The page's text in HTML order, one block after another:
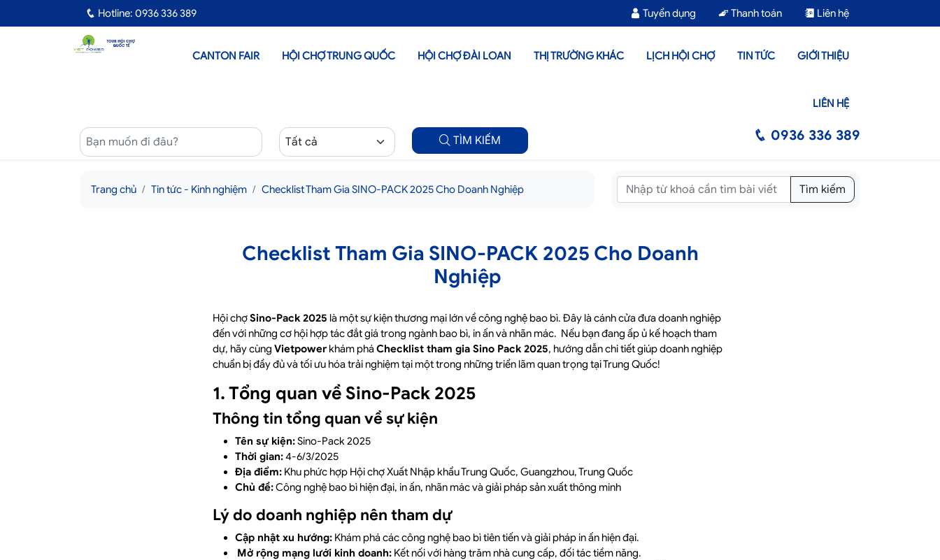
Hotline: 0936 336 389 Tuyển dụng Thanh toán Liên hệ
CANTON FAIR HỘI CHỢ TRUNG QUỐC HỘI CHỢ ĐÀI LOAN THỊ TRƯỜNG KHÁC LỊCH HỘI CHỢ TIN TỨC GIỚI THIỆU
LIÊN HỆ
TÌM KIẾM 0936 336 389
Trang chủ Tin tức - Kinh nghiệm Checklist Tham Gia SINO-PACK 2025 Cho Doanh Nghiệp Tìm kiếm
Checklist Tham Gia SINO-PACK 2025 Cho Doanh
Nghiệp
Hội chợSino-Pack 2025 là một sự kiện thương mại lớn về công nghệ bao bì. Đây là cánh cửa đưa doanh nghiệp
đến với những cơ hội hợp tác đắt giá trong ngành bao bì, in ấn và nhãn mác. Nếu bạn đang ấp ủ kế hoạch tham
dự, hãy cùng Vietpower khám pháChecklist tham gia Sino Pack 2025, hướng dẫn chi tiết giúp doanh nghiệp
chuẩn bị đầy đủ và tối ưu hóa trải nghiệm tại một trong những triển lãm quan trọng tại Trung Quốc!
1. Tổng quan về Sino-Pack 2025
Thông tin tổng quan về sự kiện
Tên sự kiện:Sino-Pack 2025
Thời gian:4-6/3/2025
Địa điểm: Khu phức hợp Hội chợ Xuất Nhập khẩu Trung Quốc, Guangzhou, Trung Quốc
Chủ đề:Công nghệ bao bì hiện đại, in ấn, nhãn mác và giải pháp sản xuất thông minh
Lý do doanh nghiệp nên tham dự
Cập nhật xu hướng: Khám phá các công nghệ bao bì tiên tiến và giải pháp in ấn hiện đại.
Mở rộng mạng lưới kinh doanh: Kết nối với hàng trăm nhà cung cấp, đối tác tiềm năng.